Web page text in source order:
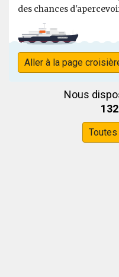
des chances
Aller à la page
Nous